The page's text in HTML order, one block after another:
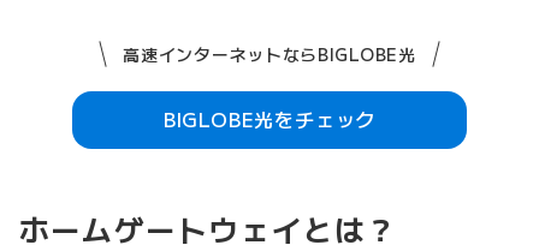
高速インターネットならBIGLOBE光
BIGLOBE光をチェック
ホームゲートウェイとは？